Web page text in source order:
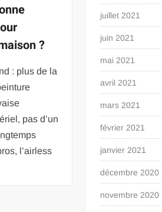
?
: plus de la
pas d’un
l’airless
juillet 2021
juin 2021
mai 2021
avril 2021
mars 2021
février 2021
janvier 2021
décembre 2020
novembre 2020